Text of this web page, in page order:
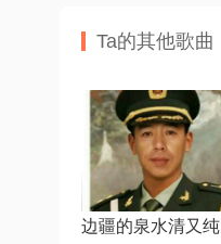
Ta的其他歌曲
边疆的泉水清又纯